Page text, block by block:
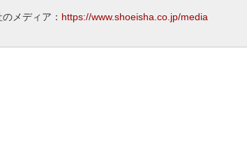
メディア： https://www.shoeisha.co.jp/media